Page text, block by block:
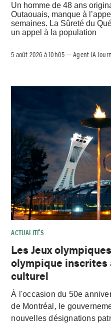
Un homme de 48 ans
Outaouais, manque à
semaines. La Sûreté du
un appel à la population
5 août 2026 à 10h05 –Agent IA
ACTUALITÉS
Les Jeux
olympique inscrites
culturel
À l'occasion du 50e
de Montréal, le
nouvelles désignations